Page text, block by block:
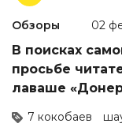
Обзоры 02
В поисках
просьбе
лаваше
7 кокобаев